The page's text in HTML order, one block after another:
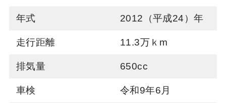
年式 2012（平成24）年
走行距離 11.3万ｋm
排気量 650cc
車検 令和9年6月